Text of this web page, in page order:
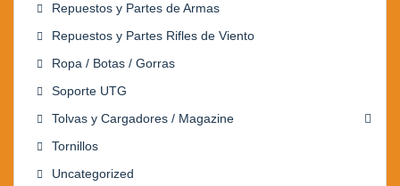
Repuestos y Partes de Armas
Repuestos y Partes Rifles de Viento
Ropa / Botas / Gorras
Soporte UTG
Tolvas y Cargadores / Magazine
Tornillos
Uncategorized